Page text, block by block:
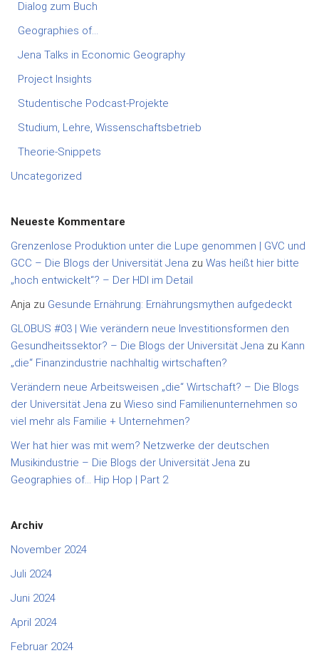
Dialog zum Buch
Geographies of…
Jena Talks in Economic Geography
Project Insights
Studentische Podcast-Projekte
Studium, Lehre, Wissenschaftsbetrieb
Theorie-Snippets
Uncategorized
Neueste Kommentare
Grenzenlose Produktion unter die Lupe genommen | GVC und
GCC – Die Blogs der Universität Jena zu Was heißt hier bitte
„hoch entwickelt“? – Der HDI im Detail
Anja zu Gesunde Ernährung: Ernährungsmythen aufgedeckt
GLOBUS #03 | Wie verändern neue Investitionsformen den
Gesundheitssektor? – Die Blogs der Universität Jena zu Kann
„die“ Finanzindustrie nachhaltig wirtschaften?
Verändern neue Arbeitsweisen „die“ Wirtschaft? – Die Blogs
der Universität Jena zu Wieso sind Familienunternehmen so
viel mehr als Familie + Unternehmen?
Wer hat hier was mit wem? Netzwerke der deutschen
Musikindustrie – Die Blogs der Universität Jena zu
Geographies of… Hip Hop | Part 2
Archiv
November 2024
Juli 2024
Juni 2024
April 2024
Februar 2024